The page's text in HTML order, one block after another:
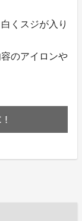
くスジが入り
のアイロンや